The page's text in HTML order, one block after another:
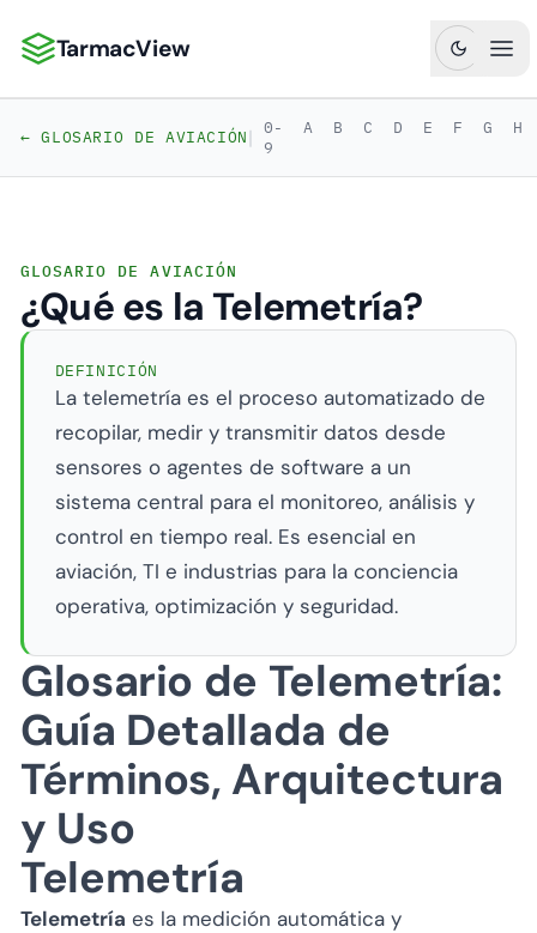
TarmacView: Análisis de Aviación de Precisión
TarmacView
← GLOSARIO DE AVIACIÓN| 0-
9
A B C D E F G H
GLOSARIO DE AVIACIÓN
¿Qué es la Telemetría?
DEFINICIÓN
La telemetría es el proceso automatizado de
recopilar, medir y transmitir datos desde
sensores o agentes de software a un
sistema central para el monitoreo, análisis y
control en tiempo real. Es esencial en
aviación, TI e industrias para la conciencia
operativa, optimización y seguridad.
Glosario de Telemetría:
Guía Detallada de
Términos, Arquitectura
y Uso
Telemetría
Telemetría es la medición automática y